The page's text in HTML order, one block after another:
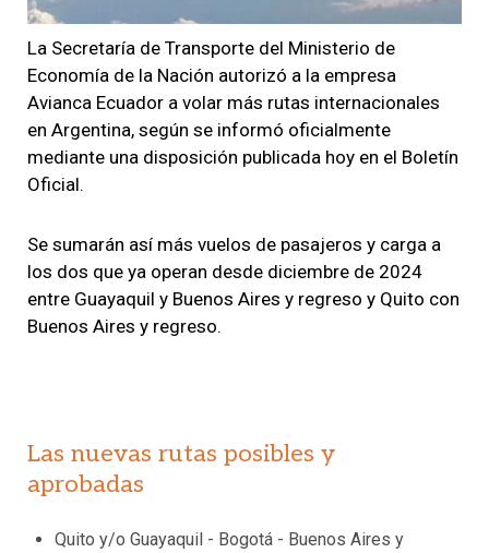
La Secretaría de Transporte del Ministerio de
Economía de la Nación autorizó a la empresa
Avianca Ecuador a volar más rutas internacionales
en Argentina, según se informó oficialmente
mediante una disposición publicada hoy en el Boletín
Oficial.
Se sumarán así más vuelos de pasajeros y carga a
los dos que ya operan desde diciembre de 2024
entre Guayaquil y Buenos Aires y regreso y Quito con
Buenos Aires y regreso.
Las nuevas rutas posibles y
aprobadas
Quito y/o Guayaquil - Bogotá - Buenos Aires y